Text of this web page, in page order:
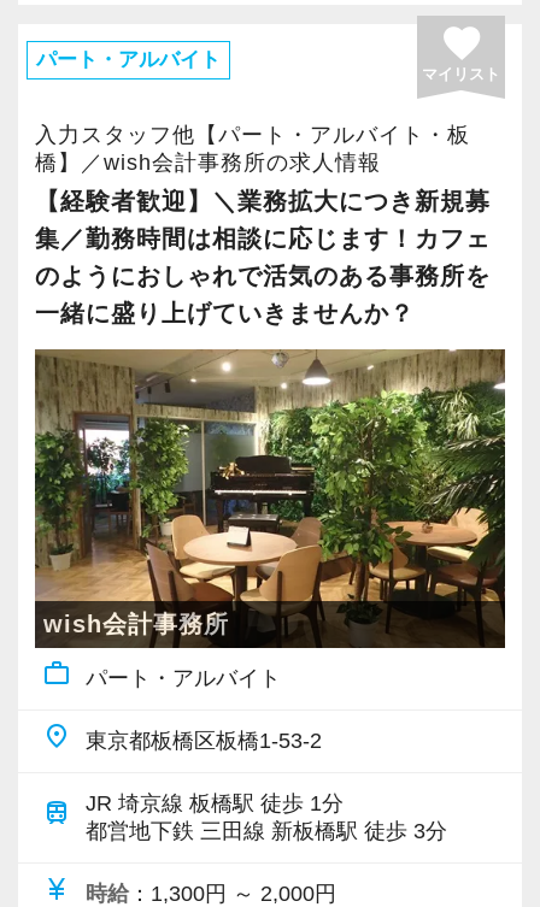
産、建設、製造業など、非常にバラエティ豊か
です。
様々な業種や規模の法人のお客様のデータを扱
うため、これまでの仕訳入力や事務の経験を存
分に活かしながら、さらに一歩進んだ実務知識
に触れることができます。
ただの単純作業にとどまらず、事務所を支える
コアメンバーとしてやりがいを持って働いてい
ただけます。
―――【4】 将来のキャリアアップも応援！
「正社員登用制度」あり
私たちが採用において何よりも大切にしている
のは、現在のスキルや過去の経験年数ではあり
ません。
お客様に対して、そして一緒に働く仲間に対し
て、真面目で前向きに、誠実に向き合える「人
柄」や「ヤル気」です。
今はパートとして短時間で働き、将来的にお子
たタイミングで「正社員としてステップアップ
度を通じて積極的にキャリアアップを応援しま
当事務所は、退職金制度や、個人の資産形成を
＼POINT／
（１）会計ソフトへの入力業務、申告書作成
（弥生会計・TKC）
入所後は、基本的に不動産管理会社の入
力業務をお願いすることになります。
慣れてきたら、申告書の作成に挑戦！
申告書の作成はTKCのソフトを使って行
ソフト未経験の方も、先輩職員が丁寧に
教えますので、ご安心ください！
（２）電話応対
各担当者への電話の取次をお願いしてお
ります。
お客様からの質問は、各担当がお答えし
ますので、用件を聞いて頂ければ問題ありませ
ん。
（３）来客対応（お茶出し）
弊所は綺麗な内装が特徴ということもあ
り、来所での打合せが多い事務所です。
打合せのお客様がご来所された際には、
パート・アルバイト favorite
マイリスト
入力スタッフ他【パート・アルバイト・板
橋】／wish会計事務所の求人情報
【経験者歓迎】＼業務拡大につき新規募
集／勤務時間は相談に応じます！カフェ
のようにおしゃれで活気のある事務所を
一緒に盛り上げていきませんか？
wish会計事務所
work_outline パート・アルバイト
place 東京都板橋区板橋1-53-2
train
JR 埼京線 板橋駅 徒歩 1分
都営地下鉄 三田線 新板橋駅 徒歩 3分
currency_yen 時給 ：1,300円 ～ 2,000円